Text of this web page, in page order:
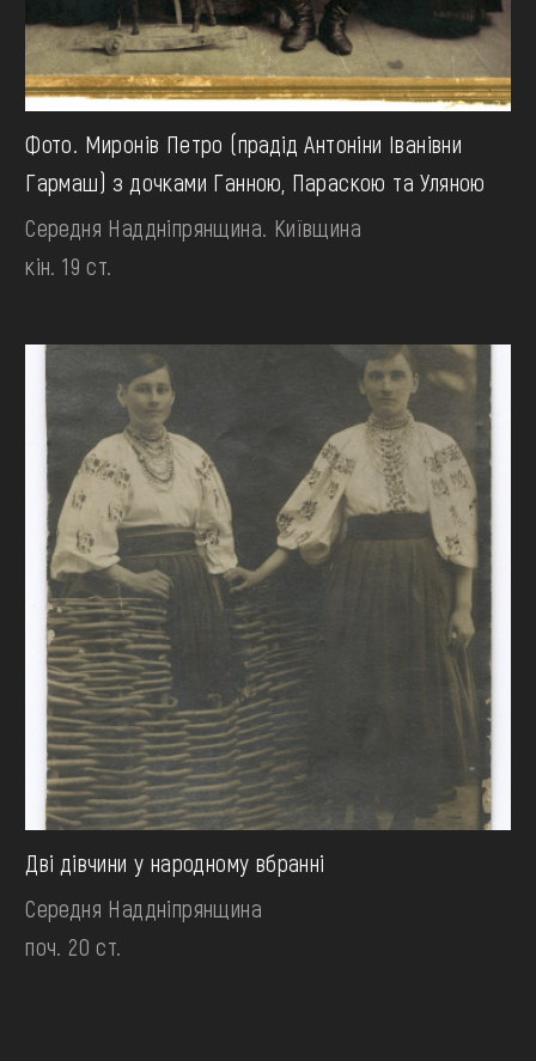
Фото. Миронів Петро (прадід Антоніни Іванівни
Гармаш) з дочками Ганною, Параскою та Уляною
Середня Наддніпрянщина. Київщина
кін. 19 ст.
Дві дівчини у народному вбранні
Середня Наддніпрянщина
поч. 20 ст.